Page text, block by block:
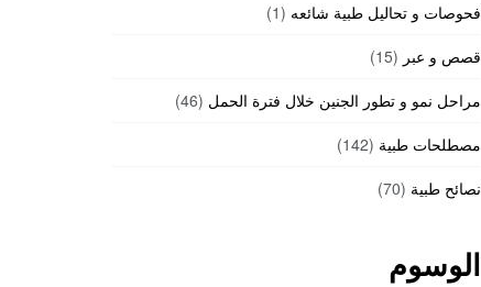
فحوصات و تحاليل طبية شائعه (1)
قصص و عبر (15)
مراحل نمو و تطور الجنين خلال فترة الحمل (46)
مصطلحات طبية (142)
نصائح طبية (70)
الوسوم